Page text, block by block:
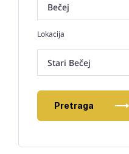
Lokacija
Stari Bečej
Pretraga